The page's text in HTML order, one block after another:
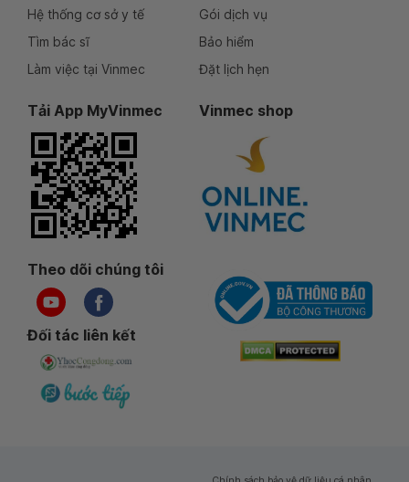
Hệ thống cơ sở y tế
Tìm bác sĩ
Làm việc tại Vinmec
Gói dịch vụ
Bảo hiểm
Đặt lịch hẹn
Tải App MyVinmec Vinmec shop
Theo dõi chúng tôi
Đối tác liên kết